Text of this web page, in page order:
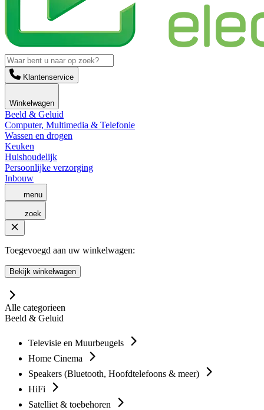
Klantenservice
Winkelwagen
Beeld & Geluid
Computer, Multimedia & Telefonie
Wassen en drogen
Keuken
Huishoudelijk
Persoonlijke verzorging
Inbouw
menu
zoek
Toegevoegd aan uw winkelwagen:
Bekijk winkelwagen
Alle categorieen
Beeld & Geluid
Televisie en Muurbeugels
Home Cinema
Speakers (Bluetooth, Hoofdtelefoons & meer)
HiFi
Satelliet & toebehoren